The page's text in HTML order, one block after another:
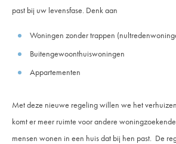
past bij uw levensfase. Denk aan
Woningen zonder trappen
Buitengewoonthuiswoningen
Met deze nieuwe regeling willen we het
komt er meer ruimte voor andere
mensen wonen in een huis dat bij hen past. De